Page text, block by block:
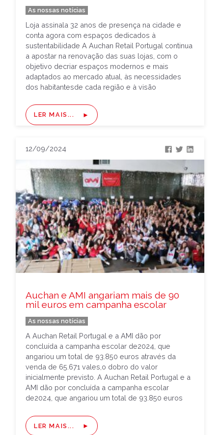
As nossas notícias
Loja assinala 32 anos de presença na cidade e
conta agora com espaços dedicados à
sustentabilidade A Auchan Retail Portugal continua
a apostar na renovação das suas lojas, com o
objetivo decriar espaços modernos e mais
adaptados ao mercado atual, às necessidades
dos habitantesde cada região e à visão
LER MAIS...
12/09/2024
Auchan e AMI angariam mais de 90
mil euros em campanha escolar
As nossas notícias
A Auchan Retail Portugal e a AMI dão por
concluída a campanha escolar de2024, que
angariou um total de 93.850 euros através da
venda de 65.671 vales,o dobro do valor
inicialmente previsto. A Auchan Retail Portugal e a
AMI dão por concluída a campanha escolar
de2024, que angariou um total de 93.850 euros
LER MAIS...